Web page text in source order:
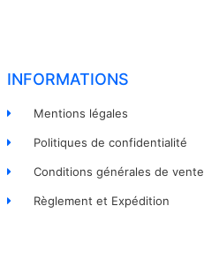
INFORMATIONS
Mentions légales
Politiques de confidentialité
Conditions générales de vente
Règlement et Expédition